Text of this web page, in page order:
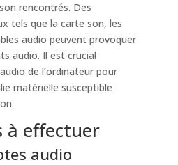
rencontrés. Des
tels que la carte son, les
audio peuvent provoquer
audio. Il est crucial
de l’ordinateur pour
matérielle susceptible
à effectuer
audio